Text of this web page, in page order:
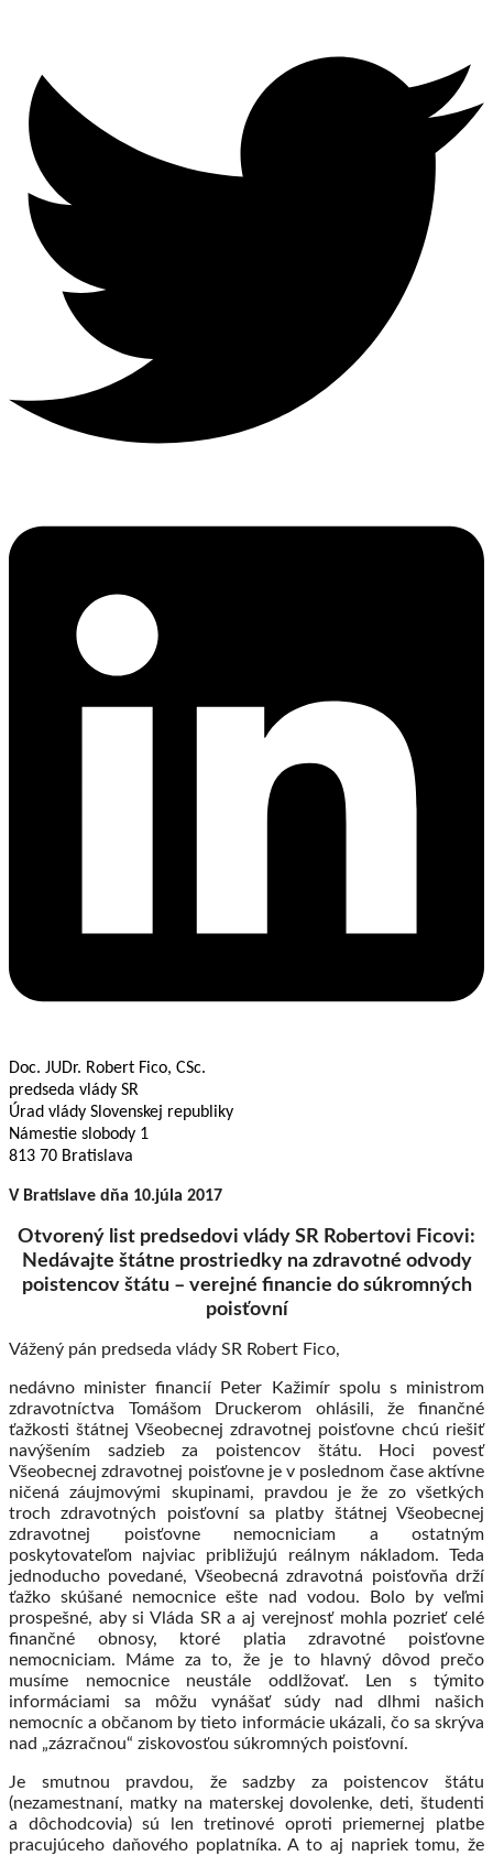
Doc. JUDr. Robert Fico, CSc.
predseda vlády SR
Úrad vlády Slovenskej republiky
Námestie slobody 1
813 70 Bratislava
V Bratislave dňa 10.júla 2017
Otvorený list predsedovi vlády SR Robertovi Ficovi:
Nedávajte štátne prostriedky na zdravotné odvody
poistencov štátu – verejné financie do súkromných
poisťovní
Vážený pán predseda vlády SR Robert Fico,
nedávno minister financií Peter Kažimír spolu s ministrom
zdravotníctva Tomášom Druckerom ohlásili, že finančné
ťažkosti štátnej Všeobecnej zdravotnej poisťovne chcú riešiť
navýšením sadzieb za poistencov štátu. Hoci povesť
Všeobecnej zdravotnej poisťovne je v poslednom čase aktívne
ničená záujmovými skupinami, pravdou je že zo všetkých
troch zdravotných poisťovní sa platby štátnej Všeobecnej
zdravotnej poisťovne nemocniciam a ostatným
poskytovateľom najviac približujú reálnym nákladom. Teda
jednoducho povedané, Všeobecná zdravotná poisťovňa drží
ťažko skúšané nemocnice ešte nad vodou. Bolo by veľmi
prospešné, aby si Vláda SR a aj verejnosť mohla pozrieť celé
finančné obnosy, ktoré platia zdravotné poisťovne
nemocniciam. Máme za to, že je to hlavný dôvod prečo
musíme nemocnice neustále oddlžovať. Len s týmito
informáciami sa môžu vynášať súdy nad dlhmi našich
nemocníc a občanom by tieto informácie ukázali, čo sa skrýva
nad „zázračnou“ ziskovosťou súkromných poisťovní.
Je smutnou pravdou, že sadzby za poistencov štátu
(nezamestnaní, matky na materskej dovolenke, deti, študenti
a dôchodcovia) sú len tretinové oproti priemernej platbe
pracujúceho daňového poplatníka. A to aj napriek tomu, že